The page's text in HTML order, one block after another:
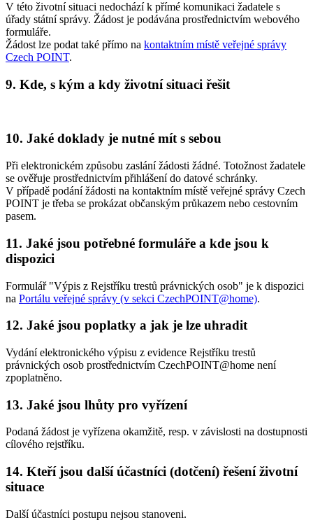
V této životní situaci nedochází k přímé komunikaci žadatele s
úřady státní správy. Žádost je podávána prostřednictvím webového
formuláře.
Žádost lze podat také přímo na kontaktním místě veřejné správy
Czech POINT.
9. Kde, s kým a kdy životní situaci řešit
10. Jaké doklady je nutné mít s sebou
Při elektronickém způsobu zaslání žádosti žádné. Totožnost žadatele
se ověřuje prostřednictvím přihlášení do datové schránky.
V případě podání žádosti na kontaktním místě veřejné správy Czech
POINT je třeba se prokázat občanským průkazem nebo cestovním
pasem.
11. Jaké jsou potřebné formuláře a kde jsou k
dispozici
Formulář "Výpis z Rejstříku trestů právnických osob" je k dispozici
na Portálu veřejné správy (v sekci CzechPOINT@home).
12. Jaké jsou poplatky a jak je lze uhradit
Vydání elektronického výpisu z evidence Rejstříku trestů
právnických osob prostřednictvím CzechPOINT@home není
zpoplatněno.
13. Jaké jsou lhůty pro vyřízení
Podaná žádost je vyřízena okamžitě, resp. v závislosti na dostupnosti
cílového rejstříku.
14. Kteří jsou další účastníci (dotčení) řešení životní
situace
Další účastníci postupu nejsou stanoveni.